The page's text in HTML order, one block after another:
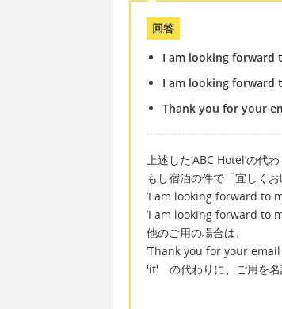
回答
I am looking forward
I am looking forward
Thank you for your
上述した’ABC Hotel’の代
もし宿泊の件で「宜しく
’I am looking forward to
’I am looking forward to
他のご用の場合は、
’Thank you for your
'it' の代わりに、ご用を名